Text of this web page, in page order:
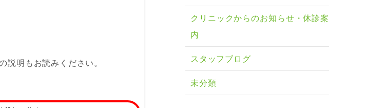
説明もお読みください。
クリニックからのお知らせ・休診案
内
スタッフブログ
未分類